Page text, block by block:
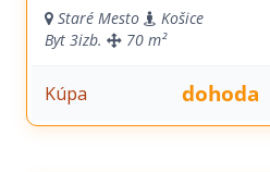
Staré Mesto
Košice
Byt 3izb. 70 m²
Kúpa dohoda